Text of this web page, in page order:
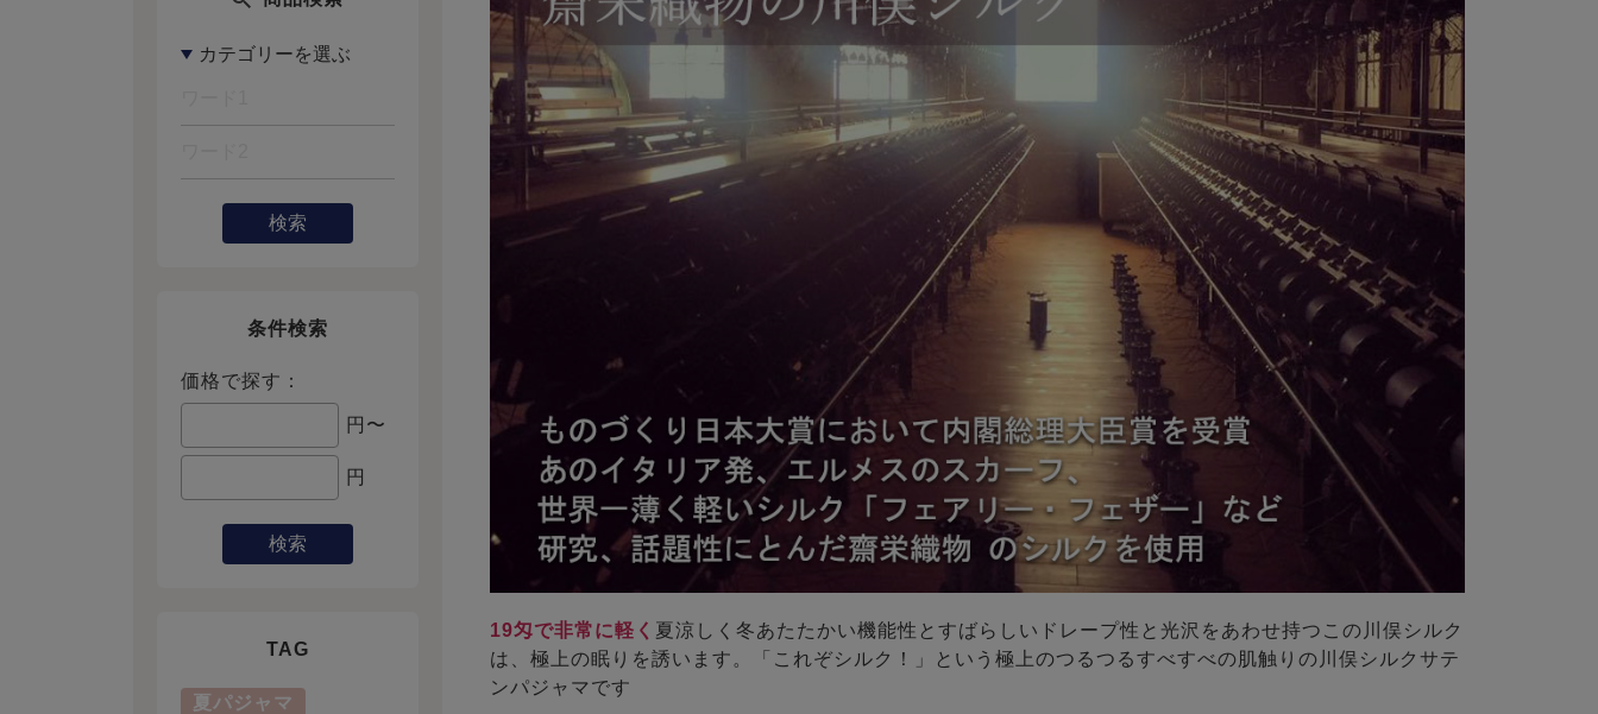
検索
条件検索
価格で探す：
円〜
円
検索
TAG
夏パジャマ
19匁で非常に軽く 夏涼しく冬あたたかい機能性とすばらしいドレープ性と光沢をあわせ持つこの川俣シルク
は、極上の眠りを誘います。「これぞシルク！」という極上のつるつるすべすべの肌触りの川俣シルクサテ
ンパジャマです